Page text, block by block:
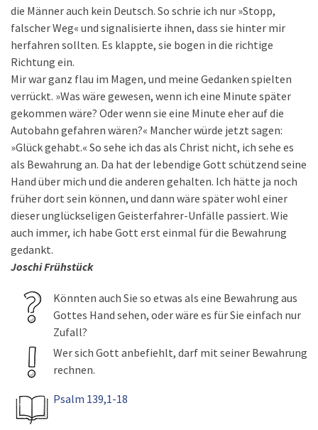
die Männer auch kein Deutsch. So schrie ich nur »Stopp,
falscher Weg« und signalisierte ihnen, dass sie hinter mir
herfahren sollten. Es klappte, sie bogen in die richtige
Richtung ein.
Mir war ganz flau im Magen, und meine Gedanken spielten
verrückt. »Was wäre gewesen, wenn ich eine Minute später
gekommen wäre? Oder wenn sie eine Minute eher auf die
Autobahn gefahren wären?« Mancher würde jetzt sagen:
»Glück gehabt.« So sehe ich das als Christ nicht, ich sehe es
als Bewahrung an. Da hat der lebendige Gott schützend seine
Hand über mich und die anderen gehalten. Ich hätte ja noch
früher dort sein können, und dann wäre später wohl einer
dieser unglückseligen Geisterfahrer-Unfälle passiert. Wie
auch immer, ich habe Gott erst einmal für die Bewahrung
gedankt.
Joschi Frühstück
Könnten auch Sie so etwas als eine Bewahrung aus
Gottes Hand sehen, oder wäre es für Sie einfach nur
Zufall?
Wer sich Gott anbefiehlt, darf mit seiner Bewahrung
rechnen.
Psalm 139,1-18